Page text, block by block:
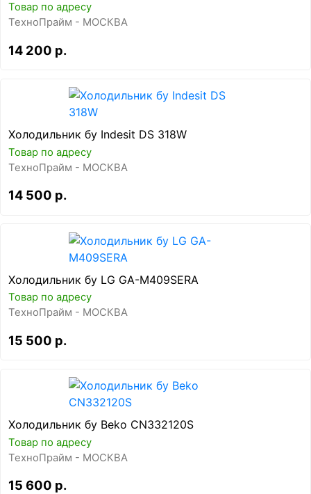
Товар по адресу
ТехноПрайм - МОСКВА
14 200 р.
Холодильник бу Indesit DS 318W
Товар по адресу
ТехноПрайм - МОСКВА
14 500 р.
Холодильник бу LG GA-M409SERA
Товар по адресу
ТехноПрайм - МОСКВА
15 500 р.
Холодильник бу Beko CN332120S
Товар по адресу
ТехноПрайм - МОСКВА
15 600 р.